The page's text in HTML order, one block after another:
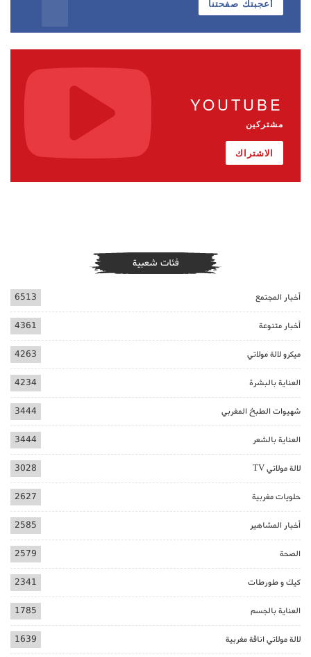
أعجبتك صفحتنا
YOUTUBE
مشتركين
الاشتراك
فئات شعبية
أخبار المجتمع 6513
أخبار متنوعة 4361
ميكرو لالة مولاتي 4263
العناية بالبشرة 4234
شهيوات الطبخ المغربي 3444
العناية بالشعر 3444
لالة مولاتي TV 3028
حلويات مغربية 2627
أخبار المشاهير 2585
الصحة 2579
كيك و طورطات 2341
العناية بالجسم 1785
لالة مولاتي اناقة مغربية 1639